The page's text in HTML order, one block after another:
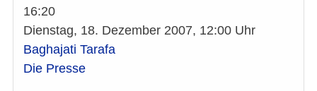
16:20
Dienstag, 18. Dezember 2007, 12:00 Uhr
Baghajati Tarafa
Die Presse